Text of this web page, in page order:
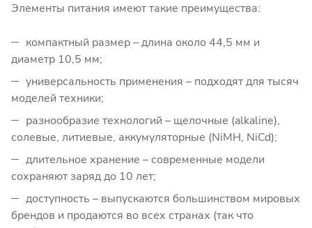
Элементы питания имеют такие преимущества:
компактный размер – длина около 44,5 мм и
диаметр 10,5 мм;
универсальность применения – подходят для тысяч
моделей техники;
разнообразие технологий – щелочные (alkaline),
солевые, литиевые, аккумуляторные (NiMH, NiCd);
длительное хранение – современные модели
сохраняют заряд до 10 лет;
доступность – выпускаются большинством мировых
брендов и продаются во всех странах (так что